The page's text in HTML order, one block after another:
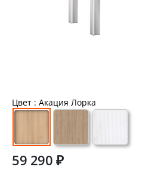
Цвет : Акация Лорка
59 290 ₽